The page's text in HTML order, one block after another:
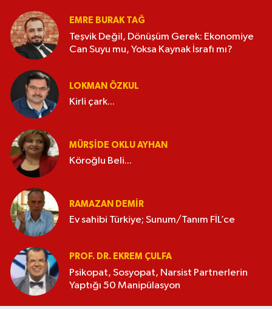
EMRE BURAK TAĞ
Teşvik Değil, Dönüşüm Gerek: Ekonomiye
Can Suyu mu, Yoksa Kaynak İsrafı mı?
LOKMAN ÖZKUL
Kirli çark...
MÜRŞIDE OKLU AYHAN
Köroğlu Beli...
RAMAZAN DEMİR
Ev sahibi Türkiye; Sunum/Tanım FİL’ce
PROF. DR. EKREM ÇULFA
Psikopat, Sosyopat, Narsist Partnerlerin
Yaptığı 50 Manipülasyon